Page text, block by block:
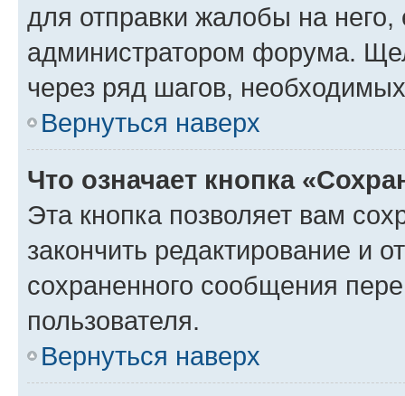
для отправки жалобы на
администратором форума.
через ряд шагов,
Вернуться наверх
Что означает кнопка
Эта кнопка позволяет вам
закончить редактирование и
сохраненного сообщения
пользователя.
Вернуться наверх